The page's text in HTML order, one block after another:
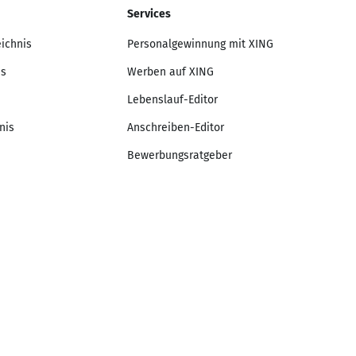
Services
Personalgewinnung mit XING
Werben auf XING
Lebenslauf-Editor
Anschreiben-Editor
Bewerbungsratgeber